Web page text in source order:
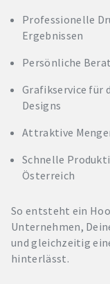
Professionelle
Ergebnissen
Persönliche
Grafikservice für
Designs
Attraktive
Schnelle
Österreich
So entsteht ein
Unternehmen,
und gleichzeitig
hinterlässt.